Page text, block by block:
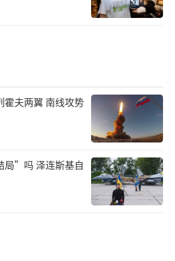
霍夫两翼 南线攻势
”吗 泽连斯基自